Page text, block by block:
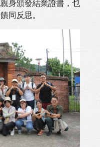
身頒發結業證書，乜
同反思。